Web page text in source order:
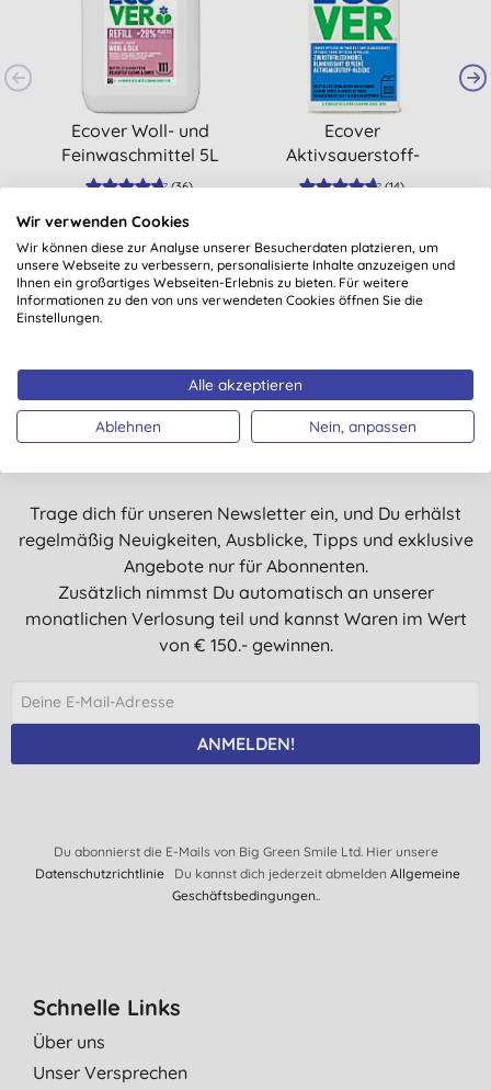
Ecover Woll- und
Feinwaschmittel 5L
Vorteilsgröße
(36)
22,23 € KAUFEN
Ecover
Aktivsauerstoff-
Bleiche (14)
Suchst Du noch mehr, worüber Du
Trage dich für unseren Newsletter ein, und Du erhälst
regelmäßig Neuigkeiten, Ausblicke, Tipps und exklusive
Angebote nur für Abonnenten.
Zusätzlich nimmst Du automatisch an unserer
monatlichen Verlosung teil und kannst Waren im Wert
von € 150.- gewinnen.
ANMELDEN!
Du abonnierst die E-Mails von Big Green Smile Ltd. Hier unsere
DatenschutzrichtlinieDu kannst dich jederzeit abmelden Allgemeine
Geschäftsbedingungen..
Schnelle Links
Über uns
Unser Versprechen
Wir verwenden Cookies
Wir können diese zur Analyse unserer Besucherdaten platzieren, um
unsere Webseite zu verbessern, personalisierte Inhalte anzuzeigen und
Ihnen ein großartiges Webseiten-Erlebnis zu bieten. Für weitere
Informationen zu den von uns verwendeten Cookies öffnen Sie die
Einstellungen.
Alle akzeptieren
Ablehnen Nein, anpassen